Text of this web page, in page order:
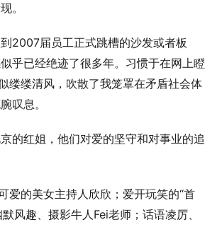
。
2007届员工正式跳槽的沙发或者板
乎已经绝迹了很多年。习惯于在网上瞪
缕缕清风，吹散了我笼罩在矛盾社会体
叹息。
的红姐，他们对爱的坚守和对事业的追
爱的美女主持人欣欣；爱开玩笑的“首
风趣、摄影牛人Fei老师；话语凌厉、